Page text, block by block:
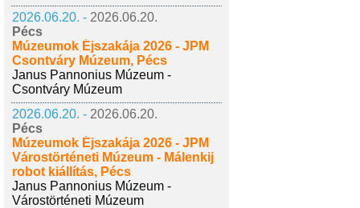
2026.06.20. - 2026.06.20.
Pécs
Múzeumok Éjszakája 2026 - JPM
Csontváry Múzeum, Pécs
Janus Pannonius Múzeum -
Csontváry Múzeum
2026.06.20. - 2026.06.20.
Pécs
Múzeumok Éjszakája 2026 - JPM
Várostörténeti Múzeum - Málenkij
robot kiállítás, Pécs
Janus Pannonius Múzeum -
Várostörténeti Múzeum